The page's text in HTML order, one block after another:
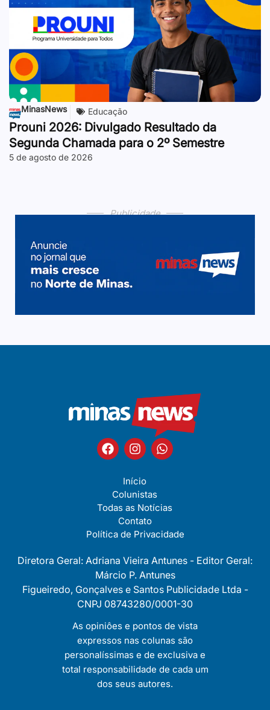
MinasNews Educação
Prouni 2026: Divulgado Resultado da
Segunda Chamada para o 2º Semestre
5 de agosto de 2026
Publicidade
Início
Colunistas
Todas as Notícias
Contato
Política de Privacidade
Diretora Geral: Adriana Vieira Antunes - Editor Geral:
Márcio P. Antunes
Figueiredo, Gonçalves e Santos Publicidade Ltda -
CNPJ 08743280/0001-30
As opiniôes e pontos de vista
expressos nas colunas são
personalíssimas e de exclusiva e
total responsabilidade de cada um
dos seus autores.